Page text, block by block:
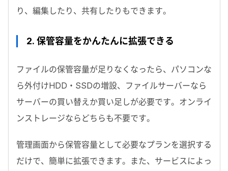
り、編集したり、共有したりもできます。
2. 保管容量をかんたんに拡張できる
ファイルの保管容量が足りなくなったら、パソコンな
ら外付けHDD・SSDの増設、ファイルサーバーなら
サーバーの買い替えか買い足しが必要です。オンライ
ンストレージならどちらも不要です。
管理画面から保管容量として必要なプランを選択する
だけで、簡単に拡張できます。また、サービスによっ